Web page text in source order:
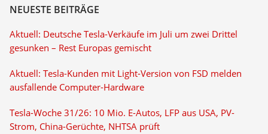
NEUESTE BEITRÄGE
Aktuell: Deutsche Tesla-Verkäufe im Juli um zwei Drittel
gesunken – Rest Europas gemischt
Aktuell: Tesla-Kunden mit Light-Version von FSD melden
ausfallende Computer-Hardware
Tesla-Woche 31/26: 10 Mio. E-Autos, LFP aus USA, PV-
Strom, China-Gerüchte, NHTSA prüft